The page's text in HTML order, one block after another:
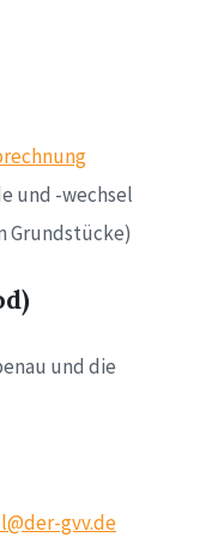
und -wechsel
Grundstücke)
und die
gvv.de